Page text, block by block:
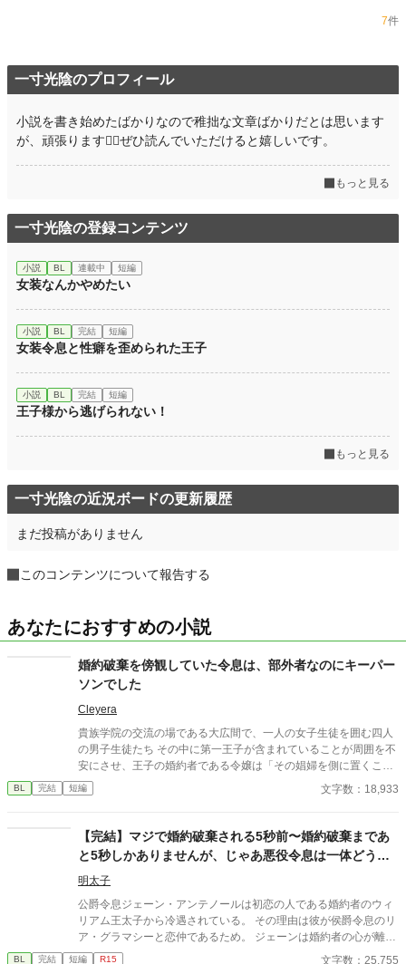
7件
一寸光陰のプロフィール
小説を書き始めたばかりなので稚拙な文章ばかりだとは思います
が、頑張ります🙇‍♀️ぜひ読んでいただけると嬉しいです。
もっと見る
一寸光陰の登録コンテンツ
小説 BL 連載中 短編
女装なんかやめたい
小説 BL 完結 短編
女装令息と性癖を歪められた王子
小説 BL 完結 短編
王子様から逃げられない！
もっと見る
一寸光陰の近況ボードの更新履歴
まだ投稿がありません
このコンテンツについて報告する
あなたにおすすめの小説
婚約破棄を傍観していた令息は、部外者なのにキーパー
ソンでした
Cleyera
貴族学院の交流の場である大広間で、一人の女子生徒を囲む四人
の男子生徒たち その中に第一王子が含まれていることが周囲を不
安にさせ、王子の婚約者である令嬢は「その娼婦を側に置くこと
をおやめ下さい！」と訴える……ところを見ていた傍観者の話 ：
注意： 作者は素人です 傍観者視点の話 人（？）×人 安心安全の
BL 完結 短編 文字数：18,933
【完結】マジで婚約破棄される5秒前〜婚約破棄まであ
と5秒しかありませんが、じゃあ悪役令息は一体どうし
ろと？〜
明太子
公爵令息ジェーン・アンテノールは初恋の人である婚約者のウィ
リアム王太子から冷遇されている。 その理由は彼が侯爵令息のリ
ア・グラマシーと恋仲であるため。 ジェーンは婚約者の心が離れ
ていることを寂しく思いながらも卒業パーティーに出席する。 し
BL 完結 短編 R15 文字数：25,755